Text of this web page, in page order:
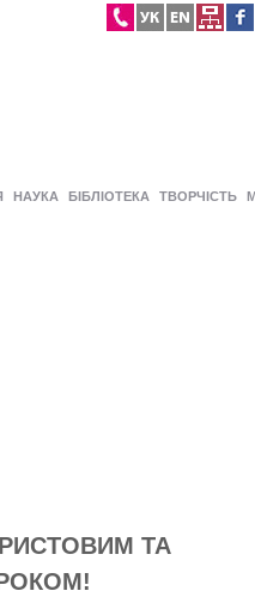
НАУКА БІБЛІОТЕКА ТВОРЧІСТЬ
ТА